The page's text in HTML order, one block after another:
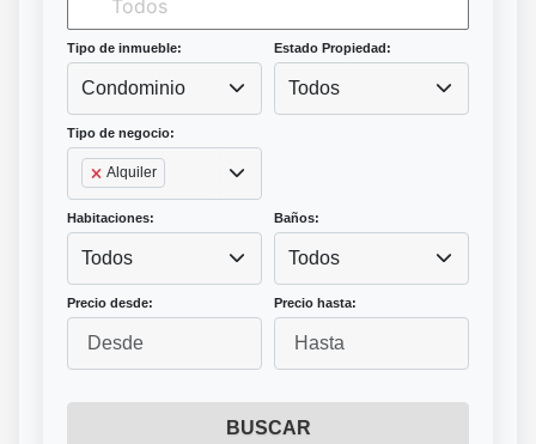
Tipo de inmueble:
Condominio
Estado Propiedad:
Todos
Tipo de negocio:
Alquiler
Habitaciones:
Todos
Baños:
Todos
Precio desde: Precio hasta:
BUSCAR